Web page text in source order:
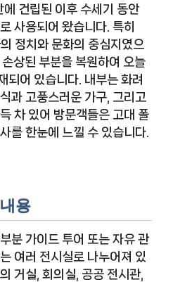
건립된 이후 수세기 동안
사용되어 왔습니다. 특히
정치와 문화의 중심지였으
상된 부분을 복원하여 오늘
되어 있습니다. 내부는 화려
과 고풍스러운 가구, 그리고
차 있어 방문객들은 고대 폴
를 한눈에 느낄 수 있습니다.
용
분 가이드 투어 또는 자유 관
여러 전시실로 나누어져 있
거실, 회의실, 공공 전시관,